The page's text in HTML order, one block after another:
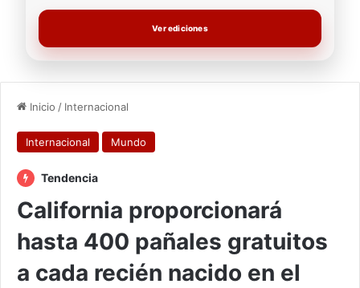
Ver ediciones
Inicio / Internacional
Internacional Mundo
Tendencia
California proporcionará
hasta 400 pañales gratuitos
a cada recién nacido en el